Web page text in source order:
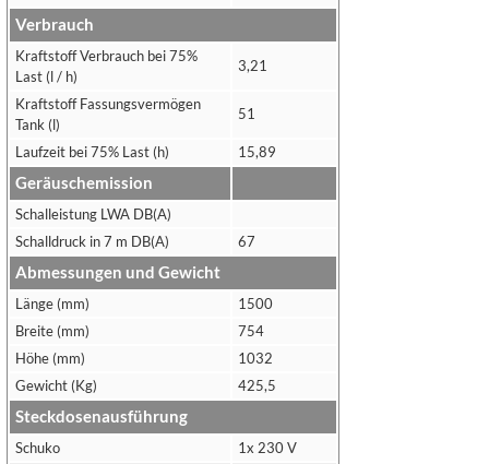
Verbrauch
Kraftstoff Verbrauch bei 75%
Last (l / h)
3,21
Kraftstoff Fassungsvermögen
Tank (l)
51
Laufzeit bei 75% Last (h) 15,89
Geräuschemission
Schalleistung LWA DB(A)
Schalldruck in 7 m DB(A)
67
Abmessungen und Gewicht
Länge (mm)
1500
Breite (mm)
754
Höhe (mm)
1032
Gewicht (Kg)
425,5
Steckdosenausführung
Schuko 1x 230 V